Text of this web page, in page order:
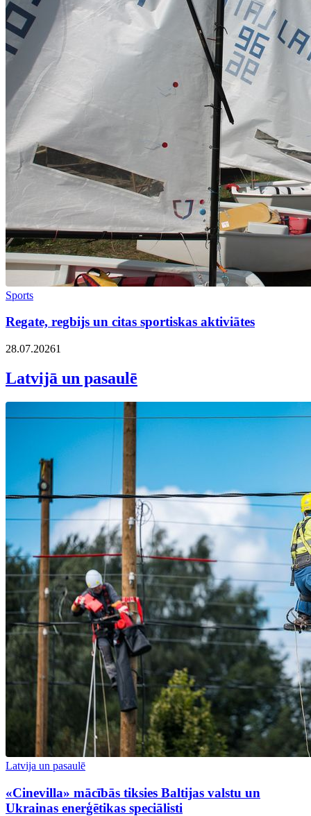
Sports
Regate, regbijs un citas sportiskas aktiviātes
28.07.20261
Latvijā un pasaulē
Latvija un pasaulē
«Cinevilla» mācībās tiksies Baltijas valstu un
Ukrainas enerģētikas speciālisti